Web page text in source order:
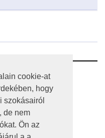
cookie-at
hogy
szokásairól
de nem
Ön az